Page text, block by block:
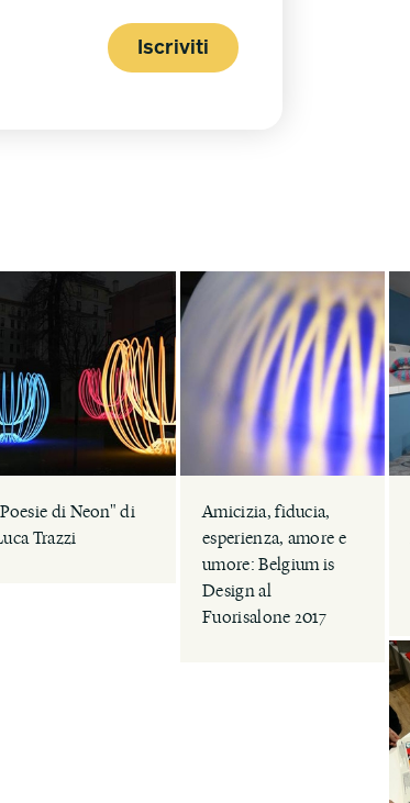
Iscriviti
di Neon" di
Trazzi
Amicizia, fiducia,
esperienza, amore e
umore: Belgium is
Design al
Fuorisalone 2017